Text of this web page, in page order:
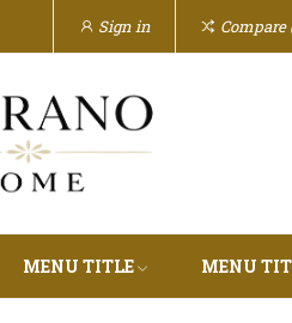
Sign in Compare
MENU TITLE MENU